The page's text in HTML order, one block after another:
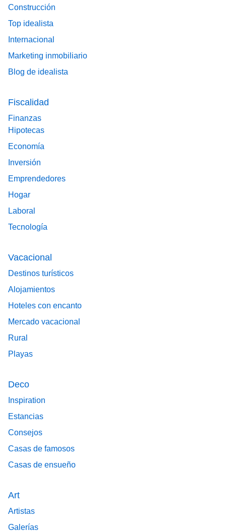
Construcción
Top idealista
Internacional
Marketing inmobiliario
Blog de idealista
Fiscalidad
Finanzas
Hipotecas
Economía
Inversión
Emprendedores
Hogar
Laboral
Tecnología
Vacacional
Destinos turísticos
Alojamientos
Hoteles con encanto
Mercado vacacional
Rural
Playas
Deco
Inspiration
Estancias
Consejos
Casas de famosos
Casas de ensueño
Art
Artistas
Galerías